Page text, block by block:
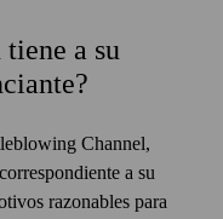
a su
Channel,
a su
razonables para